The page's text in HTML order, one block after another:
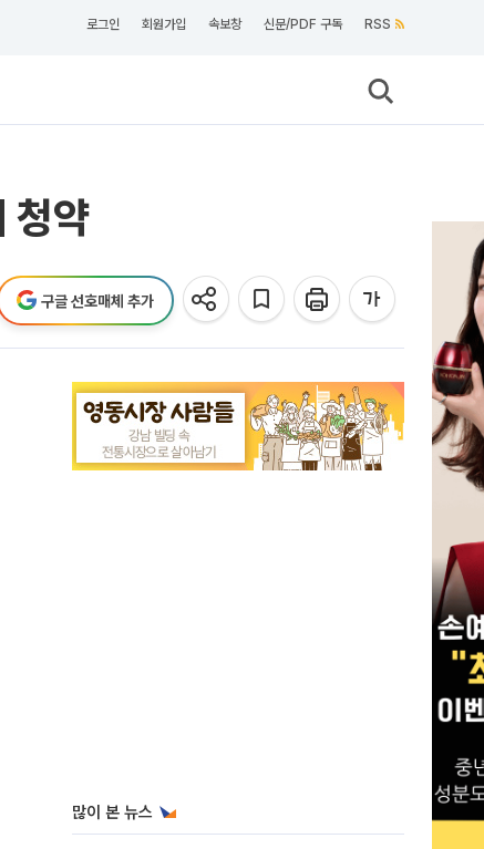
로그인 회원가입 속보창 신문/PDF 구독 RSS
청약
구글 선호매체 추가
많이 본 뉴스